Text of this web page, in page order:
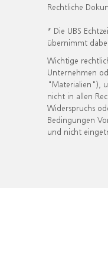
Rechtliche
* Die UBS
übernimmt
Wichtige
Unternehmen
"Materialien"),
nicht in allen
Widerspruchs
Bedingungen
und nicht